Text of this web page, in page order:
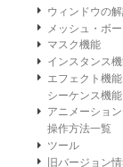
ウィンドウの
メッシュ・ボ
マスク機能
インスタンス
エフェクト機能
シーケンス機能
アニメーショ
操作方法一覧
ツール
旧バージョン